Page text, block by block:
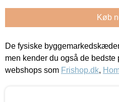
Køb
De fysiske
men kender du også de bedste
webshops som Frishop.dk,